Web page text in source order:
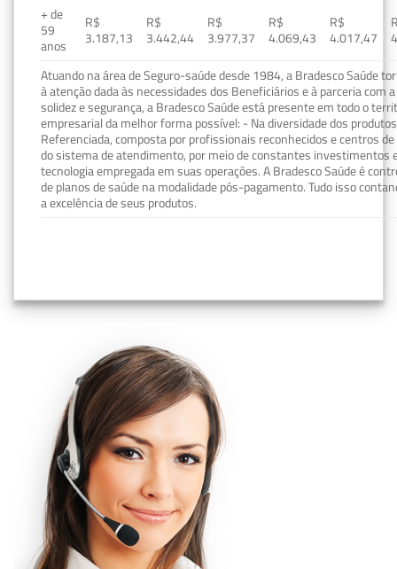
+ de
59
anos
R$
3.187,13
R$
3.442,44
R$
3.977,37
R$
4.069,43
R$
4.017,47
Atuando na área de Seguro-saúde desde 1984, a Bradesco Saúde
à atenção dada às necessidades dos Beneficiários e à parceria com
solidez e segurança, a Bradesco Saúde está presente em todo o
empresarial da melhor forma possível: - Na diversidade dos
Referenciada, composta por profissionais reconhecidos e centros
do sistema de atendimento, por meio de constantes investimentos
tecnologia empregada em suas operações. A Bradesco Saúde é
de planos de saúde na modalidade pós-pagamento. Tudo isso
a excelência de seus produtos.